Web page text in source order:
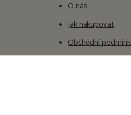
O nás
Jak nakupovat
Obchodní